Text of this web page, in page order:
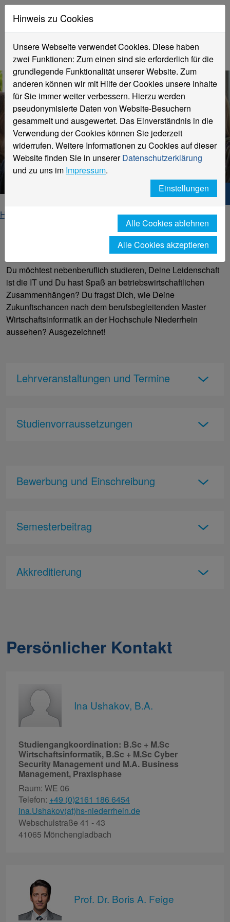
Wirtschaftsinformatik
Master of Science (M.Sc.) Teilzeit
Hochschule Niederrhein. Dein Weg.
Home
Wirtschaftswissenschaften
MWIT Wirtschaftsinformatik Master of Science (M.Sc.)
Du möchtest nebenberuflich studieren, Deine Leidenschaft
ist die IT und Du hast Spaß an betriebswirtschaftlichen
Zusammenhängen? Du fragst Dich, wie Deine
Zukunftschancen nach dem berufsbegleitenden Master
Wirtschaftsinformatik an der Hochschule Niederrhein
aussehen? Ausgezeichnet!
Lehrveranstaltungen und Termine
Studienvorraussetzungen
Bewerbung und Einschreibung
Semesterbeitrag
Akkreditierung
Persönlicher Kontakt
Ina Ushakov, B.A.
Studiengangkoordination: B.Sc + M.Sc
Wirtschaftsinformatik, B.Sc + M.Sc Cyber
Security Management und M.A. Business
Management, Praxisphase
Raum: WE 06
Telefon: +49 (0)2161 186 6454
Ina.Ushakov(at)hs-niederrhein.de
Webschulstraße 41 - 43
41065 Mönchengladbach
Prof. Dr. Boris A. Feige
Hinweis zu Cookies
Unsere Webseite verwendet Cookies. Diese haben
zwei Funktionen: Zum einen sind sie erforderlich für die
grundlegende Funktionalität unserer Website. Zum
anderen können wir mit Hilfe der Cookies unsere Inhalte
für Sie immer weiter verbessern. Hierzu werden
pseudonymisierte Daten von Website-Besuchern
gesammelt und ausgewertet. Das Einverständnis in die
Verwendung der Cookies können Sie jederzeit
widerrufen. Weitere Informationen zu Cookies auf dieser
Website finden Sie in unsererDatenschutzerklärung
und zu uns im Impressum.
Einstellungen
Alle Cookies ablehnen
Alle Cookies akzeptieren